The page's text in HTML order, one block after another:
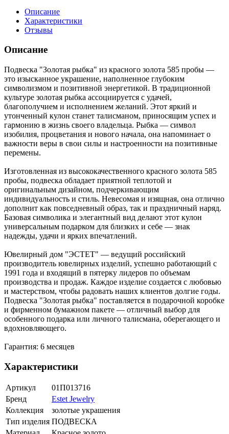
Описание
Характеристики
Отзывы
Описание
Подвеска "Золотая рыбка" из красного золота 585 пробы —
это изысканное украшение, наполненное глубоким
символизмом и позитивной энергетикой. В традиционной
культуре золотая рыбка ассоциируется с удачей,
благополучием и исполнением желаний. Этот яркий и
утонченный кулон станет талисманом, приносящим успех и
гармонию в жизнь своего владельца. Рыбка — символ
изобилия, процветания и нового начала, она напоминает о
важности веры в свои силы и настроенности на позитивные
перемены.
Изготовленная из высококачественного красного золота 585
пробы, подвеска обладает приятной теплотой и
оригинальным дизайном, подчеркивающим
индивидуальность и стиль. Невесомая и изящная, она отлично
дополнит как повседневный образ, так и праздничный наряд.
Базовая символика и элегантный вид делают этот кулон
универсальным подарком для близких и себе — знак
надежды, удачи и ярких впечатлений.
Ювелирный дом "ЭСТЕТ" — ведущий российский
производитель ювелирных изделий, успешно работающий с
1991 года и входящий в пятерку лидеров по объемам
производства и продаж. Каждое изделие создается с любовью
и мастерством, чтобы радовать наших клиентов долгие годы.
Подвеска "Золотая рыбка" поставляется в подарочной коробке
и фирменном бумажном пакете — отличный выбор для
особенного подарка или личного талисмана, оберегающего и
вдохновляющего.
Гарантия: 6 месяцев
Характеристики
Артикул
01П013716
Бренд
Estet Jewelry
Коллекция
золотые украшения
Тип изделия ПОДВЕСКА